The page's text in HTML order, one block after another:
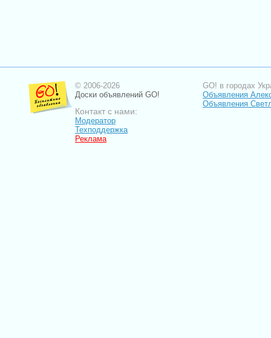
© 2006-2026
Доски объявлений GO!
Контакт с нами:
Модератор
Техподдержка
Реклама
GO! в городах
Объявления
Объявления